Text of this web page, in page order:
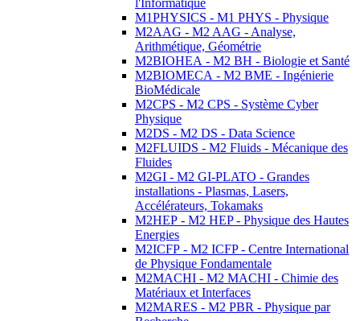
l'Informatique
M1PHYSICS - M1 PHYS - Physique
M2AAG - M2 AAG - Analyse,
Arithmétique, Géométrie
M2BIOHEA - M2 BH - Biologie et Santé
M2BIOMECA - M2 BME - Ingénierie
BioMédicale
M2CPS - M2 CPS - Système Cyber
Physique
M2DS - M2 DS - Data Science
M2FLUIDS - M2 Fluids - Mécanique des
Fluides
M2GI - M2 GI-PLATO - Grandes
installations - Plasmas, Lasers,
Accélérateurs, Tokamaks
M2HEP - M2 HEP - Physique des Hautes
Energies
M2ICFP - M2 ICFP - Centre International
de Physique Fondamentale
M2MACHI - M2 MACHI - Chimie des
Matériaux et Interfaces
M2MARES - M2 PBR - Physique par